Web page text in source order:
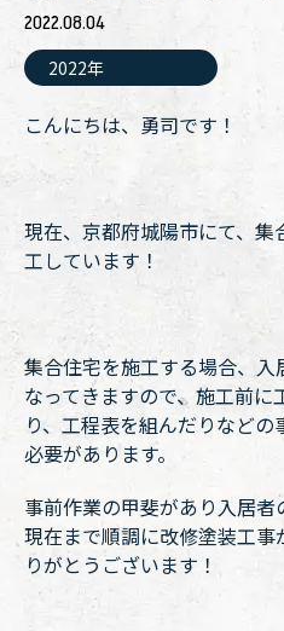
2022.08.04
2022年
こんにちは、勇司です！
現在、京都府城陽市にて、
工しています！
集合住宅を施工する場合、
なってきますので、施工前
り、工程表を組んだりなど
必要があります。
事前作業の甲斐があり入居者
現在まで順調に改修塗装工
りがとうございます！